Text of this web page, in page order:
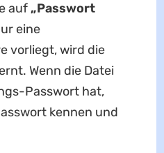
auf„Passwort
eine
vorliegt, wird die
Wenn die Datei
Passwort hat,
kennen und